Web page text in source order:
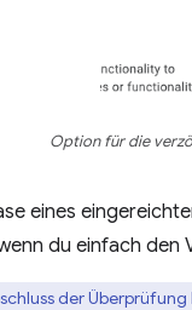
Option für die
eines
du einfach
der Überprüfung